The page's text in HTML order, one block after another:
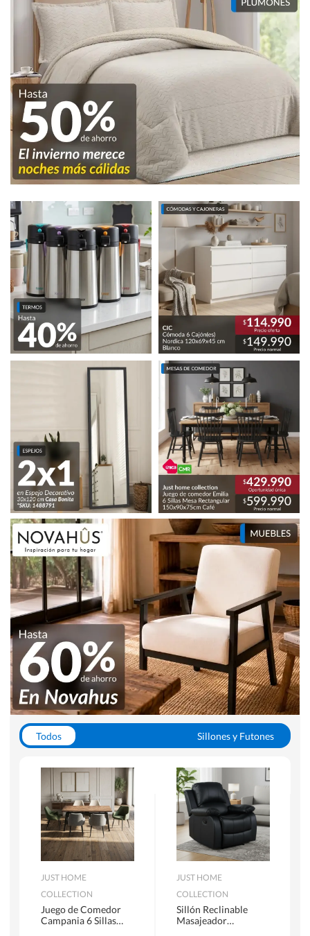
Todos
Sillones y Futones
Escritorios y Sillas PC
Racks y Muebles TV
Alfombras
JUST HOME
COLLECTION
Juego de Comedor
Campania 6 Sillas
JUST HOME
COLLECTION
Sillón Reclinable
Masajeador